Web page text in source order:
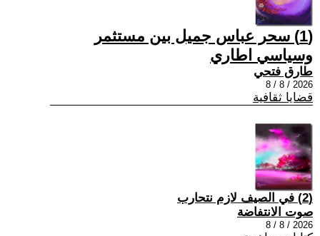
(1) سحر عباس جميل بين مستثمر
وسياسي اطاري
طارق فتحي
2026 / 8 / 8
قضايا ثقافية
(2) في الصيف لازم نتحارب
صوت الانتفاضة
2026 / 8 / 8